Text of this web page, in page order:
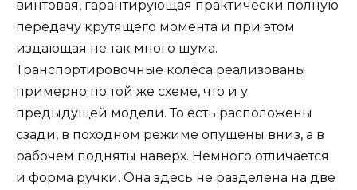
винтовая, гарантирующая практически полную
передачу крутящего момента и при этом
издающая не так много шума.
Транспортировочные колёса реализованы
примерно по той же схеме, что и у
предыдущей модели. То есть расположены
сзади, в походном режиме опущены вниз, а в
рабочем подняты наверх. Немного отличается
и форма ручки. Она здесь не разделена на две